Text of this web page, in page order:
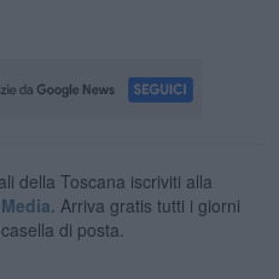
della Toscana iscriviti alla
Arriva gratis tutti i giorni
di posta.